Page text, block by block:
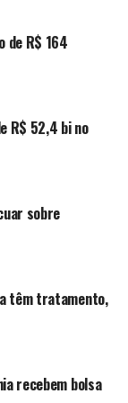
do
de R$ 164
R$ 52,4 bi no
sobre
têm tratamento,
recebem bolsa